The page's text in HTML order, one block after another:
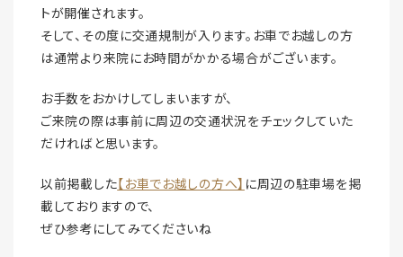
トが開催されます。
そして、その度に交通規制が入ります。お車でお越しの方
は通常より来院にお時間がかかる場合がございます。
お手数をおかけしてしまいますが、
ご来院の際は事前に周辺の交通状況をチェックしていた
だければと思います。
以前掲載した【お車でお越しの方へ】 に周辺の駐車場を掲
載しておりますので、
ぜひ参考にしてみてくださいね